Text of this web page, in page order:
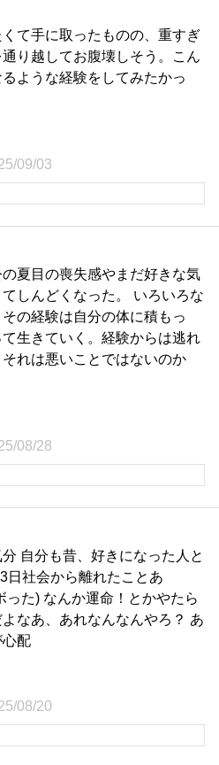
て手に取ったものの、重すぎ
り越してお腹壊しそう。こん
ような経験をしてみたかっ
09/03
夏目の喪失感やまだ好きな気
しんどくなった。 いろいろな
の経験は自分の体に積もっ
生きていく。経験からは逃れ
れは悪いことではないのか
08/28
自分も昔、好きになった人と
日社会から離れたことあ
った) なんか運命！とかやたら
なあ、あれなんなんやろ？ あ
心配
08/20